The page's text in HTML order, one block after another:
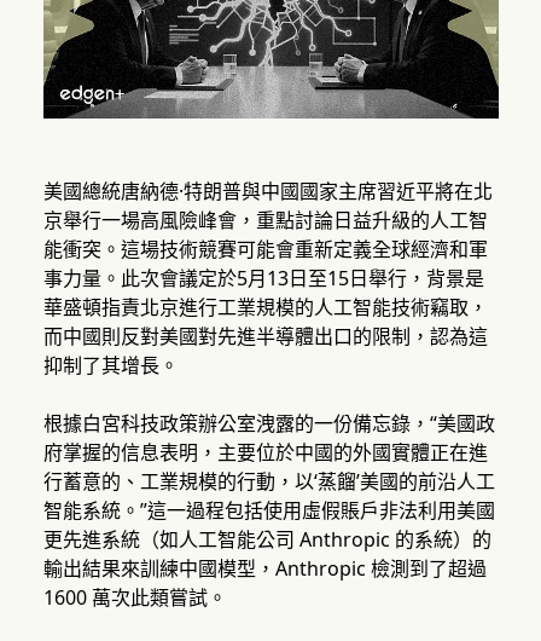
美國總統唐納德·特朗普與中國國家主席習近平將在北
京舉行一場高風險峰會，重點討論日益升級的人工智
能衝突。這場技術競賽可能會重新定義全球經濟和軍
事力量。此次會議定於5月13日至15日舉行，背景是
華盛頓指責北京進行工業規模的人工智能技術竊取，
而中國則反對美國對先進半導體出口的限制，認為這
抑制了其增長。
根據白宮科技政策辦公室洩露的一份備忘錄，“美國政
府掌握的信息表明，主要位於中國的外國實體正在進
行蓄意的、工業規模的行動，以‘蒸餾’美國的前沿人工
智能系統。”這一過程包括使用虛假賬戶非法利用美國
更先進系統（如人工智能公司 Anthropic 的系統）的
輸出結果來訓練中國模型，Anthropic 檢測到了超過
1600 萬次此類嘗試。